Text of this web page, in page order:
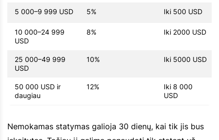
5 000–9 999 USD 5% Iki 500 USD
10 000–24 999
USD
8% Iki 2000 USD
25 000–49 999
USD
10% Iki 5000 USD
50 000 USD ir
daugiau
12%
Iki 8 000
USD
Nemokamas statymas galioja 30 dienų, kai tik jis bus